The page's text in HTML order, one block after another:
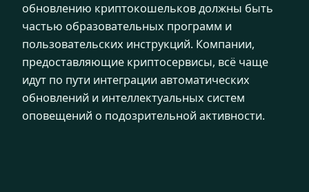
обновлению криптокошельков должны быть
частью образовательных программ и
пользовательских инструкций. Компании,
предоставляющие криптосервисы, всё чаще
идут по пути интеграции автоматических
обновлений и интеллектуальных систем
оповещений о подозрительной активности.